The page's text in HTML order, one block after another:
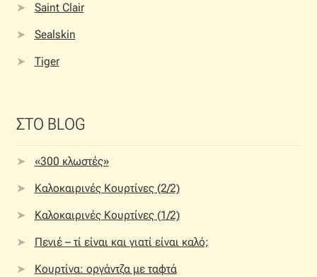
Saint Clair
Sealskin
Tiger
ΣΤΟ BLOG
«300 κλωστές»
Καλοκαιρινές Κουρτίνες (2/2)
Καλοκαιρινές Κουρτίνες (1/2)
Πενιέ – τί είναι και γιατί είναι καλό;
Κουρτίνα: οργάντζα με ταφτά